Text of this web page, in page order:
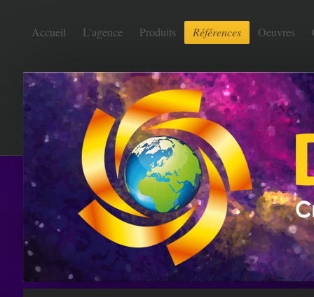
Accueil L'agence Produits Références Oeuvres